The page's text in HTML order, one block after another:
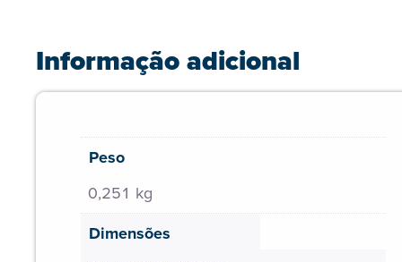
Informação adicional
Peso
0,251 kg
Dimensões